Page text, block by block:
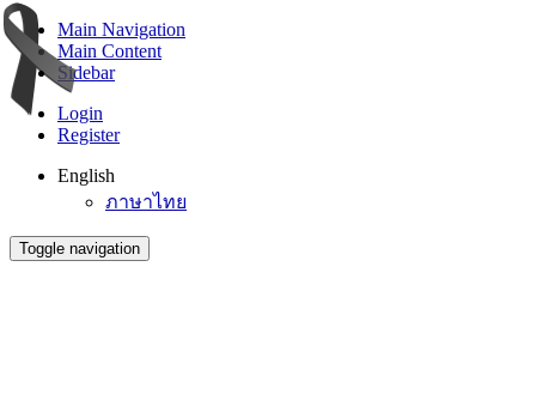
Main Navigation
Main Content
Sidebar
Login
Register
English
ภาษาไทย
Toggle navigation